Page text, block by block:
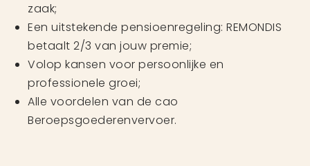
zaak;
Een uitstekende pensioenregeling: REMONDIS
betaalt 2/3 van jouw premie;
Volop kansen voor persoonlijke en
professionele groei;
Alle voordelen van de cao
Beroepsgoederenvervoer.